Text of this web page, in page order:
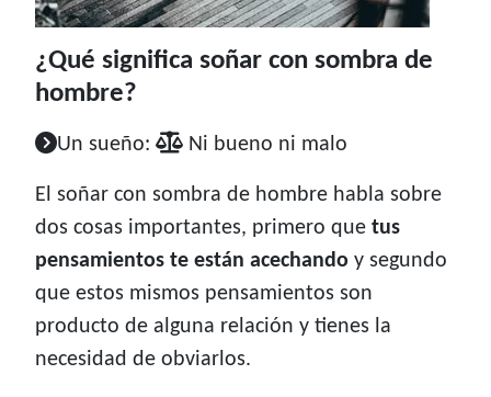
¿Qué significa soñar con sombra de
hombre?
Un sueño: Ni bueno ni malo
El soñar con sombra de hombre habla sobre
dos cosas importantes, primero que tus
pensamientos te están acechando y segundo
que estos mismos pensamientos son
producto de alguna relación y tienes la
necesidad de obviarlos.